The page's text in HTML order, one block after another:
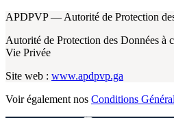
APDPVP — Autorité de Protection
Autorité de Protection des Données à
Vie Privée
Site web : www.apdpvp.ga
Voir également nos Conditions